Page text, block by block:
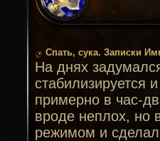
Спать, сука. Записки
На днях
стабилизируется
примерно в час-
вроде неплох, но
режимом и